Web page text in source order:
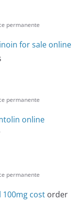
permanente
for sale online
permanente
online
permanente
100mg cost order